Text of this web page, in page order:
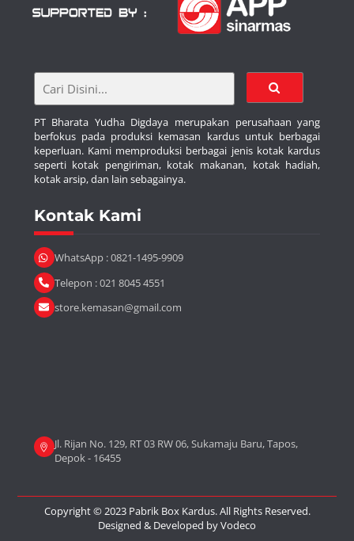
PT Bharata Yudha Digdaya merupakan perusahaan yang
berfokus pada produksi kemasan kardus untuk berbagai
keperluan. Kami memproduksi berbagai jenis kotak kardus
seperti kotak pengiriman, kotak makanan, kotak hadiah,
kotak arsip, dan lain sebagainya.
Kontak Kami
WhatsApp : 0821-1495-9909
Telepon : 021 8045 4551
store.kemasan@gmail.com
Jl. Rijan No. 129, RT 03 RW 06, Sukamaju Baru, Tapos,
Depok - 16455
Copyright © 2023 Pabrik Box Kardus. All Rights Reserved.
Designed & Developed byVodeco